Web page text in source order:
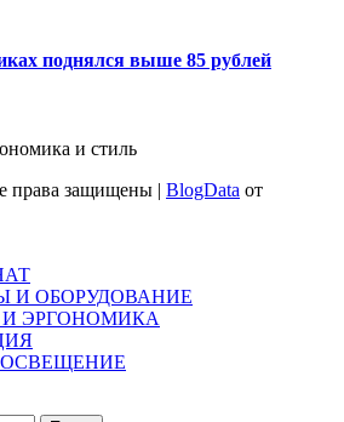
поднялся выше 85 рублей
и стиль
права защищены | BlogData от
И ОБОРУДОВАНИЕ
ЭРГОНОМИКА